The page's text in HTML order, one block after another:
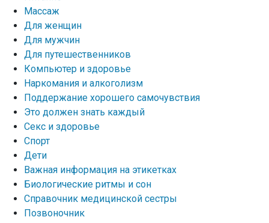
Массаж
Для женщин
Для мужчин
Для путешественников
Компьютер и здоровье
Наркомания и алкоголизм
Поддержание хорошего самочувствия
Это должен знать каждый
Секс и здоровье
Спорт
Дети
Важная информация на этикетках
Биологические ритмы и сон
Справочник медицинской сестры
Позвоночник